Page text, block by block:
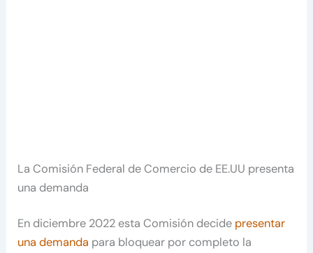
La Comisión Federal de Comercio de EE.UU presenta
una demanda
En diciembre 2022 esta Comisión decide presentar
una demanda para bloquear por completo la